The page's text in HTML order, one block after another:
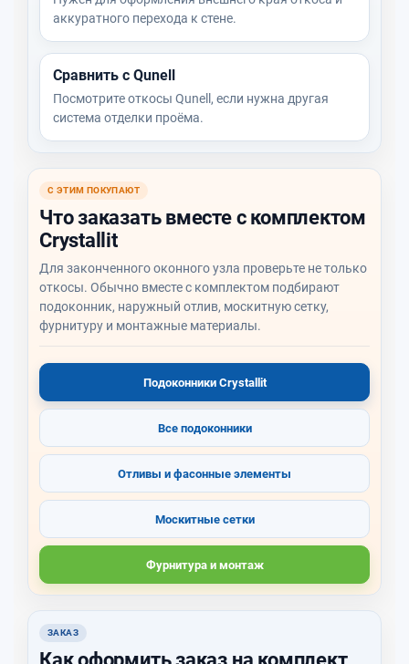
аккуратного перехода к стене.
Сравнить с Qunell
Посмотрите откосы Qunell, если нужна другая
система отделки проёма.
С ЭТИМ ПОКУПАЮТ
Что заказать вместе с комплектом
Crystallit
Для законченного оконного узла проверьте не только
откосы. Обычно вместе с комплектом подбирают
подоконник, наружный отлив, москитную сетку,
фурнитуру и монтажные материалы.
Подоконники Crystallit
Все подоконники
Отливы и фасонные элементы
Москитные сетки
Фурнитура и монтаж
ЗАКАЗ